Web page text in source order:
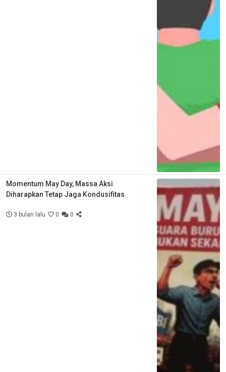
Momentum May Day, Massa Aksi
Diharapkan Tetap Jaga Kondusifitas
3 bulan lalu 0 0